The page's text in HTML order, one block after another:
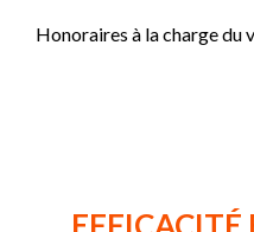
Honoraires à la charge du